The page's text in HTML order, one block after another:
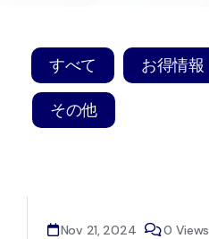
すべて お得情報
その他
Nov 21, 2024 0 Views